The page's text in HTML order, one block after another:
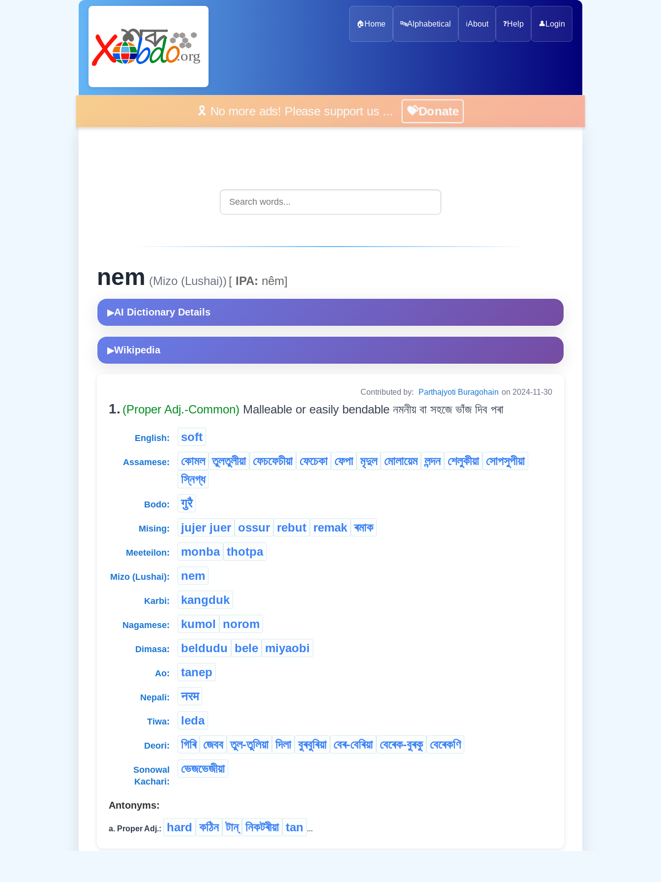
🏠 Home 🔤Alphabetical ℹ️About ❓Help 👤 Login
🎗️ No more ads! Please support us ... 💝Donate
nem (Mizo (Lushai)) [ IPA: nêm]
▶AI Dictionary Details
▶Wikipedia
Contributed by: Parthajyoti Buragohain on 2024-11-30
1. (Proper Adj.-Common) Malleable or easily bendable নমনীয় বা সহজে ভাঁজ দিব পৰা
English: soft
Assamese: কোমল তুলতুলীয়া ফেচফেচীয়া ফেচেকা ফেপা মৃদুল মোলায়েম লন্দন শেলুকীয়া সোপসুপীয়া
স্নিগ্ধ
Bodo: गुरै
Mising: jujer juer ossur rebut remak ৰমাক
Meeteilon: monba thotpa
Mizo (Lushai): nem
Karbi: kangduk
Nagamese: kumol norom
Dimasa: beldudu bele miyaobi
Ao: tanep
Nepali: नरम
Tiwa: leda
Deori: গিৰি জেবব তুল-তুলিয়া দিলা বুৰবুৰিয়া বেৰ-বেৰিয়া বেৰেক-বুৰকু বেৰেকণি
Sonowal
Kachari:
ভেজভেজীয়া
Antonyms:
a. Proper Adj.: hard কঠিন টান্ নিকটৰীয়া tan ...